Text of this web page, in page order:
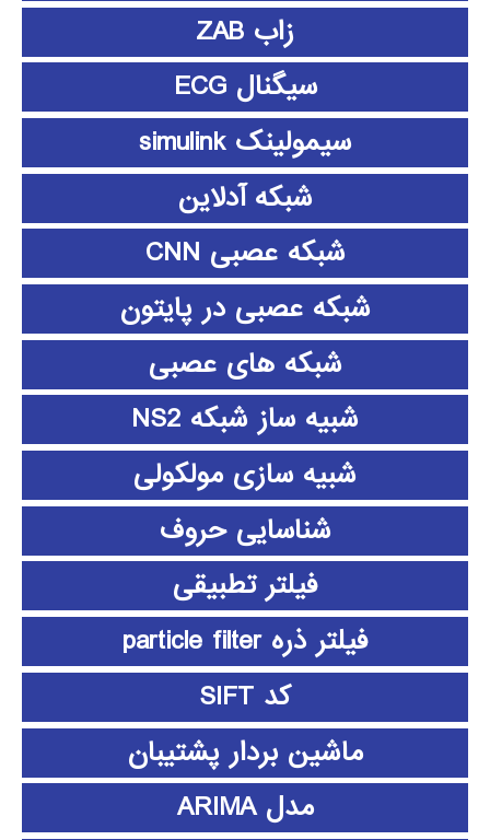
زاب ZAB
سیگنال ECG
سیمولینک simulink
شبکه آدلاین
شبکه عصبی CNN
شبکه عصبی در پایتون
شبکه های عصبی
شبیه ساز شبکه NS2
شبیه سازی مولکولی
شناسایی حروف
فیلتر تطبیقی
فیلتر ذره particle filter
کد SIFT
ماشین بردار پشتیبان
مدل ARIMA